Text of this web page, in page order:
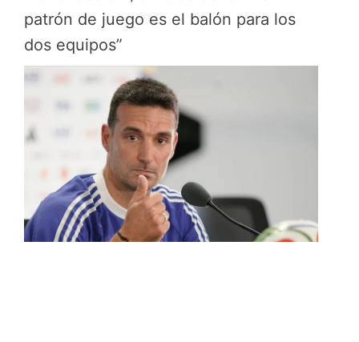
patrón de juego es el balón para los
dos equipos”